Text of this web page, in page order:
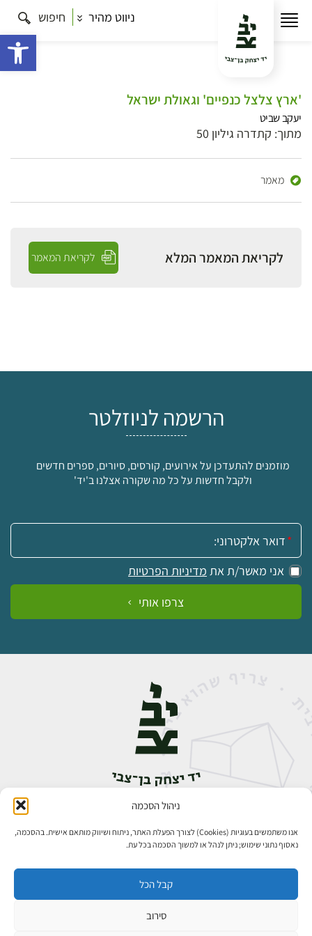
ניהול הסכמה
אנו משתמשים בעוגיות (Cookies) לצורך הפעלת האתר, ניתוח ושיווק מותאם אישית. בהסכמה,
נאסוף נתוני שימוש; ניתן לנהל או למשוך הסכמה בכל עת.
קבל הכל
סירוב
ניווט מהיר חיפוש
'ארץ צלצל כנפיים' וגאולת ישראל
יעקב שביט
מתוך: קתדרה גיליון 50
מאמר
לקריאת המאמר המלא לקריאת המאמר
הרשמה לניוזלטר
מוזמנים להתעדכן על אירועים, קורסים, סיורים, ספרים חדשים
ולקבל חדשות על כל מה שקורה אצלנו ב'יד'
אימייל:
אני מאשר/ת את מדיניות הפרטיות
צרפו אותי
אבן גבירול 14, רחביה, ירושלים